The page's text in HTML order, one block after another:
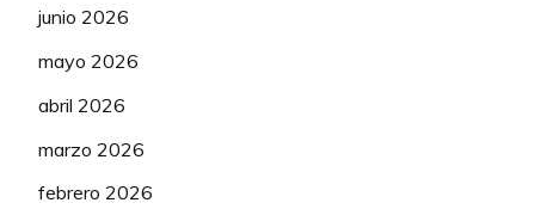
junio 2026
mayo 2026
abril 2026
marzo 2026
febrero 2026